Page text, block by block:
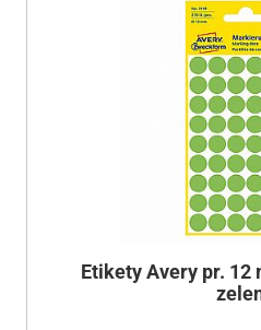
Etikety Avery pr. 12